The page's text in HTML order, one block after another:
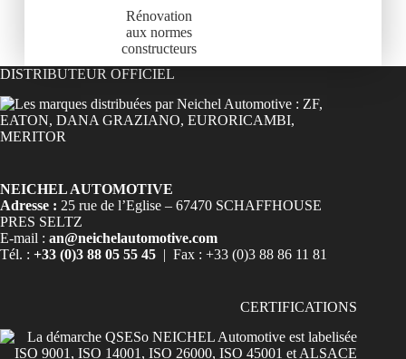
Rénovation
aux normes
constructeurs
DISTRIBUTEUR OFFICIEL
NEICHEL AUTOMOTIVE
Adresse : 25 rue de l’Eglise – 67470 SCHAFFHOUSE
PRES SELTZ
E-mail : an@neichelautomotive.com
Tél. : +33 (0)3 88 05 55 45 | Fax : +33 (0)3 88 86 11 81
CERTIFICATIONS